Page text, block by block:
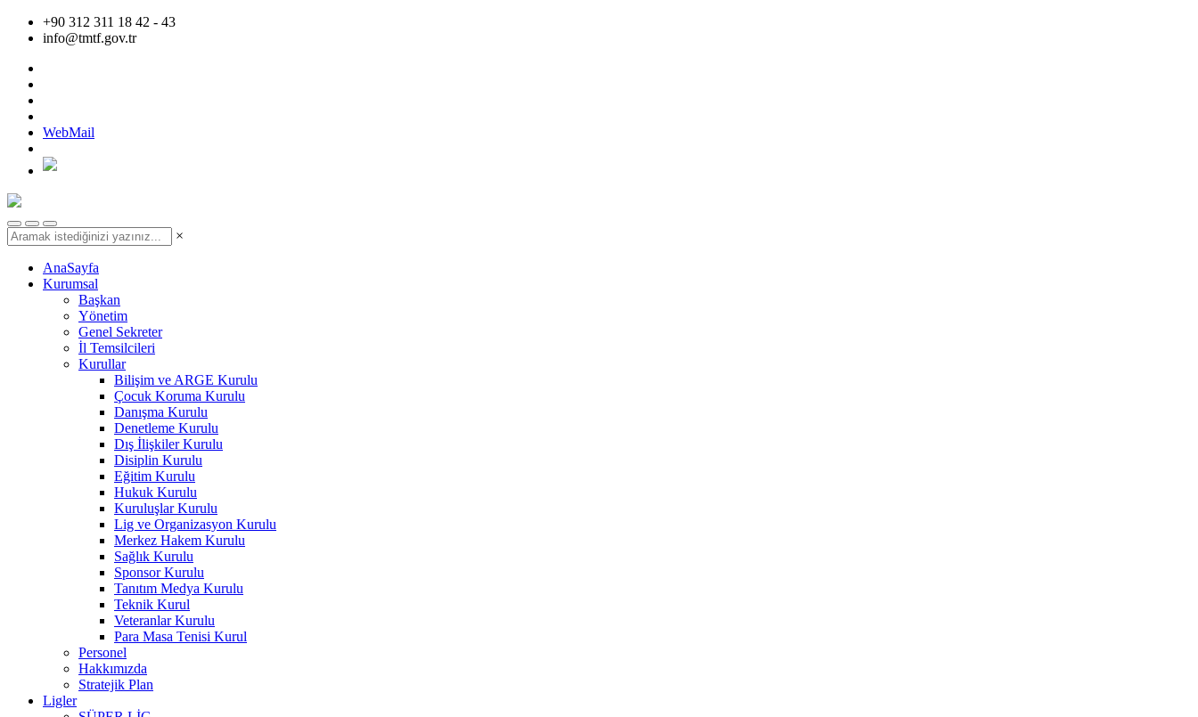
+90 312 311 18 42 - 43
info@tmtf.gov.tr
WebMail
×
AnaSayfa
Kurumsal
Başkan
Yönetim
Genel Sekreter
İl Temsilcileri
Kurullar
Bilişim ve ARGE Kurulu
Çocuk Koruma Kurulu
Danışma Kurulu
Denetleme Kurulu
Dış İlişkiler Kurulu
Disiplin Kurulu
Eğitim Kurulu
Hukuk Kurulu
Kuruluşlar Kurulu
Lig ve Organizasyon Kurulu
Merkez Hakem Kurulu
Sağlık Kurulu
Sponsor Kurulu
Tanıtım Medya Kurulu
Teknik Kurul
Veteranlar Kurulu
Para Masa Tenisi Kurul
Personel
Hakkımızda
Stratejik Plan
Ligler